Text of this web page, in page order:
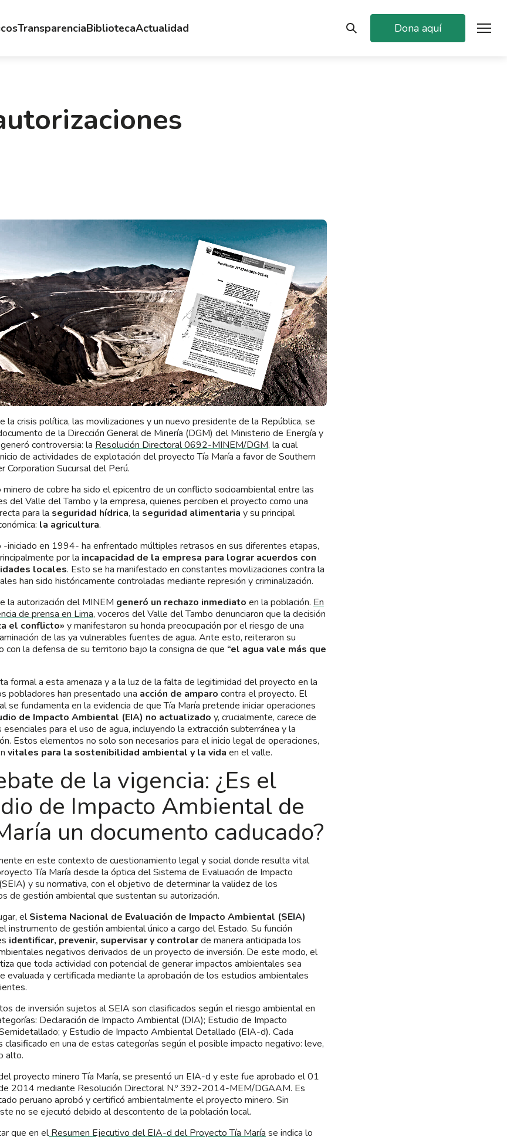
TransparenciaBibliotecaActualidad Dona aquí
la crisis política, las movilizaciones y un nuevo presidente de la República, se
de la Dirección General de Minería (DGM) del Ministerio de Energía y
controversia: la Resolución Directoral 0692-MINEM/DGM, la cual
de actividades de explotación del proyecto Tía María a favor de Southern
Corporation Sucursal del Perú.
de cobre ha sido el epicentro de un conflicto socioambiental entre las
del Valle del Tambo y la empresa, quienes perciben el proyecto como una
para la seguridad hídrica, la seguridad alimentaria y su principal
la agricultura.
-iniciado en 1994- ha enfrentado múltiples retrasos en sus diferentes etapas,
por la incapacidad de la empresa para lograr acuerdos con
locales. Esto se ha manifestado en constantes movilizaciones contra la
han sido históricamente controladas mediante represión y criminalización.
la autorización del MINEM generó un rechazo inmediato en la población. En
de prensa en Lima, voceros del Valle del Tambo denunciaron que la decisión
el conflicto» y manifestaron su honda preocupación por el riesgo de una
de las ya vulnerables fuentes de agua. Ante esto, reiteraron su
con la defensa de su territorio bajo la consigna de que “el agua vale más que
formal a esta amenaza y a la luz de la falta de legitimidad del proyecto en la
pobladores han presentado una acción de amparo contra el proyecto. El
se fundamenta en la evidencia de que Tía María pretende iniciar operaciones
de Impacto Ambiental (EIA) no actualizado y, crucialmente, carece de
esenciales para el uso de agua, incluyendo la extracción subterránea y la
Estos elementos no solo son necesarios para el inicio legal de operaciones,
vitales para la sostenibilidad ambiental y la vida en el valle.
de la vigencia: ¿Es el
de Impacto Ambiental de
un documento caducado?
en este contexto de cuestionamiento legal y social donde resulta vital
Tía María desde la óptica del Sistema de Evaluación de Impacto
y su normativa, con el objetivo de determinar la validez de los
de gestión ambiental que sustentan su autorización.
elSistema Nacional de Evaluación de Impacto Ambiental (SEIA)
instrumento de gestión ambiental único a cargo del Estado. Su función
identificar, prevenir, supervisar y controlarde manera anticipada los
negativos derivados de un proyecto de inversión. De este modo, el
que toda actividad con potencial de generar impactos ambientales sea
evaluada y certificada mediante la aprobación de los estudios ambientales
de inversión sujetos al SEIA son clasificados según el riesgo ambiental en
Declaración de Impacto Ambiental (DIA); Estudio de Impacto
y Estudio de Impacto Ambiental Detallado (EIA-d). Cada
clasificado en una de estas categorías según el posible impacto negativo: leve,
alto.
proyecto minero Tía María, se presentó un EIA-d y este fue aprobado el 01
2014 mediante Resolución Directoral N.º 392-2014-MEM/DGAAM. Es
peruano aprobó y certificó ambientalmente el proyecto minero. Sin
no se ejecutó debido al descontento de la población local.
que en elResumen Ejecutivo del EIA-d del Proyecto Tía María se indica lo